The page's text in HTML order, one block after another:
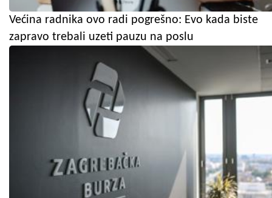
Većina radnika ovo radi pogrešno: Evo kada biste
zapravo trebali uzeti pauzu na poslu